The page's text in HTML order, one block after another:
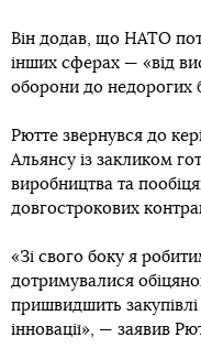
Він додав, що НАТО
інших сферах — «від
оборони до недорогих
Рютте звернувся до
Альянсу із закликом
виробництва та
довгострокових
«Зі свого боку я
дотримувалися
пришвидшить
інновації», — заявив